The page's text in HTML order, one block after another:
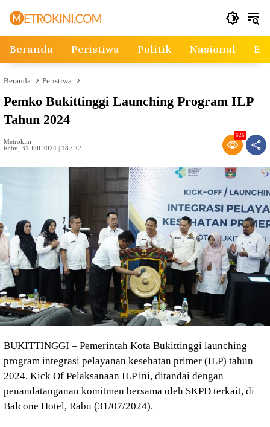
Beranda Peristiwa Politik Nasional
Beranda Peristiwa
Pemko Bukittinggi Launching Program ILP
Tahun 2024
Metrokini
Rabu, 31 Juli 2024 | 18 : 22
626
BUKITTINGGI – Pemerintah Kota Bukittinggi launching
program integrasi pelayanan kesehatan primer (ILP) tahun
2024. Kick Of Pelaksanaan ILP ini, ditandai dengan
penandatanganan komitmen bersama oleh SKPD terkait, di
Balcone Hotel, Rabu (31/07/2024).